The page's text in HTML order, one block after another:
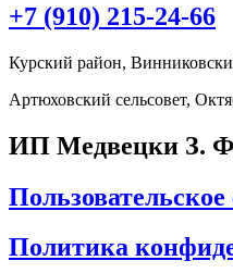
+7 (910) 215-24-66
Курский район,
Артюховский сельсовет,
ИП Медвецки З.
Политика